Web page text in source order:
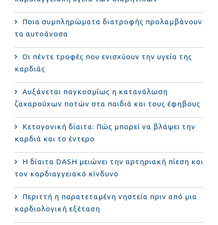
Ποια συμπληρώματα διατροφής προλαμβάνουν
τα αυτοάνοσα
Οι πέντε τροφές που ενισχύουν την υγεία της
καρδιάς
Αυξάνεται παγκοσμίως η κατανάλωση
ζαχαρούχων ποτών στα παιδιά και τους έφηβους
Κετογονική δίαιτα: Πώς μπορεί να βλάψει την
καρδιά και το έντερο
Η δίαιτα DASH μειώνει την αρτηριακή πίεση και
τον καρδιαγγειακό κίνδυνο
Περιττή η παρατεταμένη νηστεία πριν από μια
καρδιολογική εξέταση